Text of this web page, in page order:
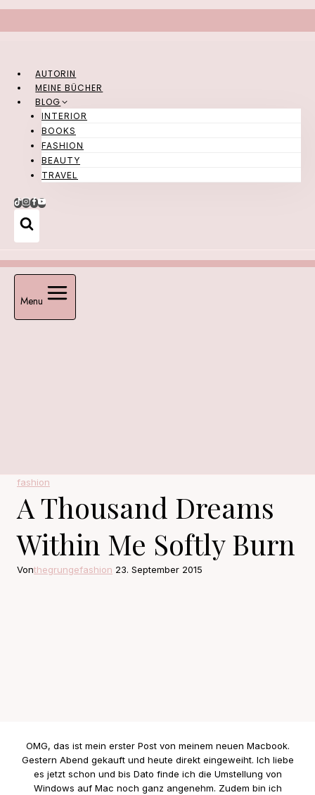
springen
AUTORIN
MEINE BÜCHER
BLOG
INTERIOR
BOOKS
FASHION
BEAUTY
TRAVEL
Menu
fashion
A Thousand Dreams
Within Me Softly Burn
Vonthegrungefashion 23. September 2015
OMG, das ist mein erster Post von meinem neuen Macbook.
Gestern Abend gekauft und heute direkt eingeweiht. Ich liebe
es jetzt schon und bis Dato finde ich die Umstellung von
Windows auf Mac noch ganz angenehm. Zudem bin ich